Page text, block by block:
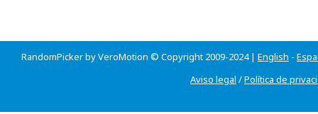
RandomPicker by VeroMotion © Copyright 2009-2024 | English -
Aviso legal /Política de